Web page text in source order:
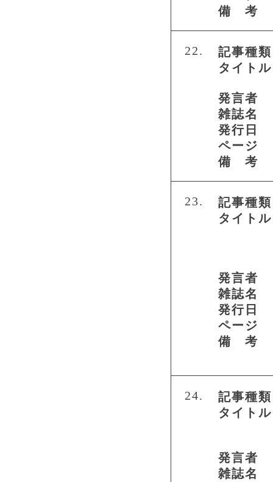
備 考
22.
記事種類
タイトル
発言者
雑誌名
発行日
ページ
備 考
23.
記事種類
タイトル
発言者
雑誌名
発行日
ページ
備 考
24.
記事種類
タイトル
発言者
雑誌名